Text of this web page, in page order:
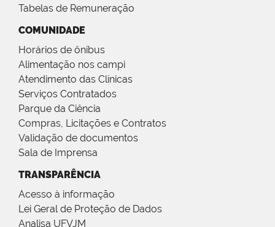
Tabelas de Remuneração
COMUNIDADE
Horários de ônibus
Alimentação nos campi
Atendimento das Clínicas
Serviços Contratados
Parque da Ciência
Compras, Licitações e Contratos
Validação de documentos
Sala de Imprensa
TRANSPARÊNCIA
Acesso à informação
Lei Geral de Proteção de Dados
Analisa UFVJM